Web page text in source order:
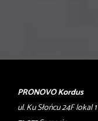
PRONOVO Kordus
ul. Ku Słońcu 24F lokal 1